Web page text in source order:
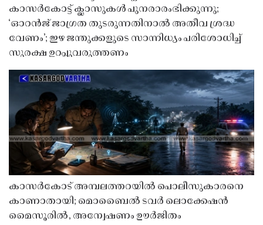
കാസർകോട്ട് ക്ലാസുകൾ പുനരാരംഭിക്കുന്നു;
‘ഓറൻജ് ജാഗ്രത തുടരുന്നതിനാൽ അതീവ ശ്രദ്ധ
വേണം’; ഇഴ ജന്തുക്കളുടെ സാന്നിധ്യം പരിശോധിച്ച്
സുരക്ഷ ഉറപ്പുവരുത്തണം
കാസർകോട് അമ്പലത്തറയിൽ പൊലീസുകാരനെ
കാണാതായി; മൊബൈൽ ടവർ ലൊക്കേഷൻ
മൈസൂരിൽ, അന്വേഷണം ഊർജിതം